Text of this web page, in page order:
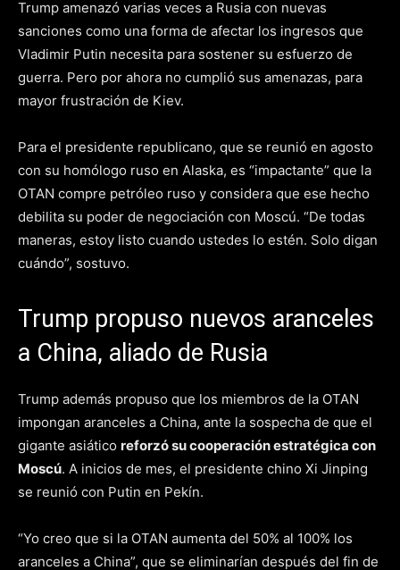
Trump amenazó varias veces a Rusia con nuevas
sanciones como una forma de afectar los ingresos que
Vladimir Putin necesita para sostener su esfuerzo de
guerra. Pero por ahora no cumplió sus amenazas, para
mayor frustración de Kiev.
Para el presidente republicano, que se reunió en agosto
con su homólogo ruso en Alaska, es “impactante” que la
OTAN compre petróleo ruso y considera que ese hecho
debilita su poder de negociación con Moscú. “De todas
maneras, estoy listo cuando ustedes lo estén. Solo digan
cuándo”, sostuvo.
Trump propuso nuevos aranceles
a China, aliado de Rusia
Trump además propuso que los miembros de la OTAN
impongan aranceles a China, ante la sospecha de que el
gigante asiático reforzó su cooperación estratégica con
Moscú. A inicios de mes, el presidente chino Xi Jinping
se reunió con Putin en Pekín.
“Yo creo que si la OTAN aumenta del 50% al 100% los
aranceles a China”, que se eliminarían después del fin de